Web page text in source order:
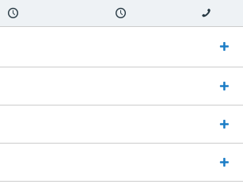
innerhalb von Versand von So erreichen
Sie uns 0160
970 511 90